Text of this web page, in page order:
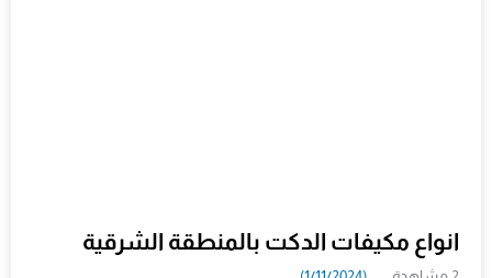
انواع مكيفات الدكت بالمنطقة الشرقية